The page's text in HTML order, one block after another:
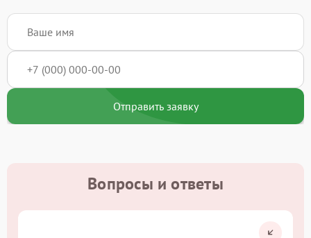
Отправить заявку
Вопросы и ответы